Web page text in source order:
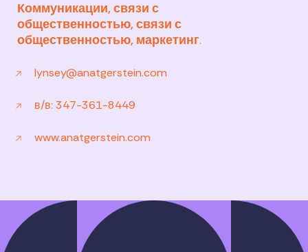
Коммуникации, связи с
общественностью, связи с
общественностью, маркетинг.
lynsey@anatgerstein.com
в/в: 347-361-8449
www.anatgerstein.com